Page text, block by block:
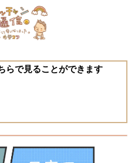
らで見ることができます